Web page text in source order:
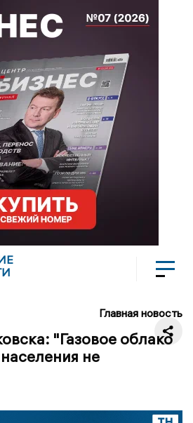
Главная новость
"Газовое облако
не